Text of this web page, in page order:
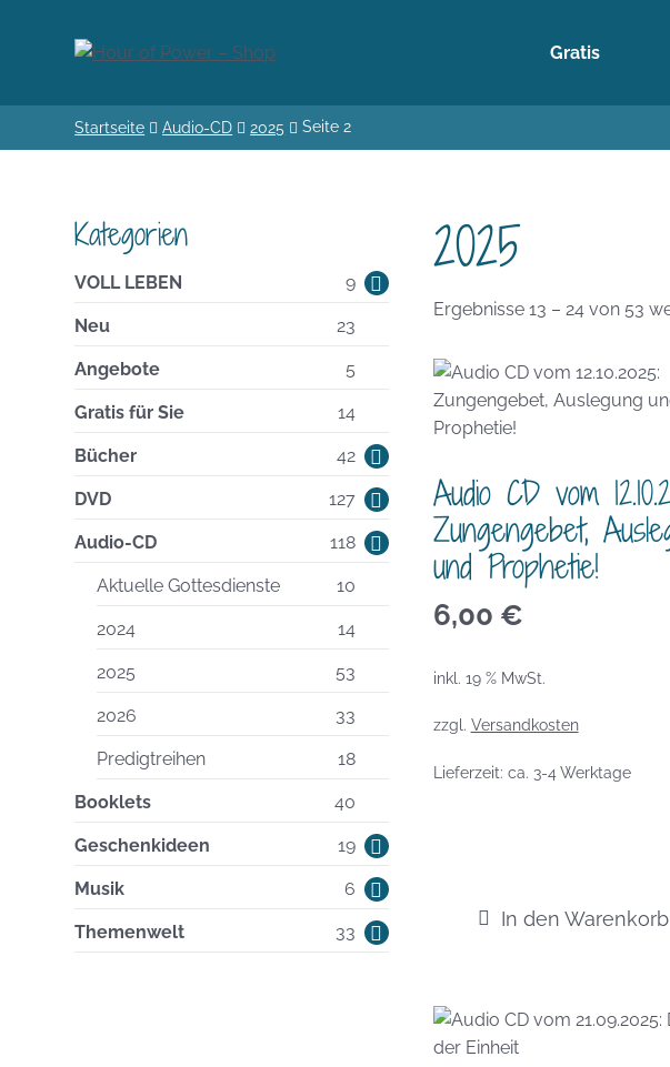
Gratis
Startseite Audio-CD 2025 Seite 2
Kategorien
VOLL LEBEN 99
Neu 2323
Angebote 55
Gratis für Sie 1414
Produkte
Bücher 4242
Produkte
DVD 127127
Produkte
Audio-CD 118118
Aktuelle Gottesdienste 1010
2024 1414
2025 5353
2026 3333
Predigtreihen 1818
Booklets 4040
Produkte
Geschenkideen 1919
Produkte
Musik 66
Produkte
Themenwelt 3333
2025
Ergebnisse 13 – 24 von 53
Audio CD vom
Zungengebet,
und Prophetie!
6,00 €
inkl. 19 % MwSt.
zzgl. Versandkosten
Lieferzeit: ca. 3-4 Werktage
In den Warenkorb